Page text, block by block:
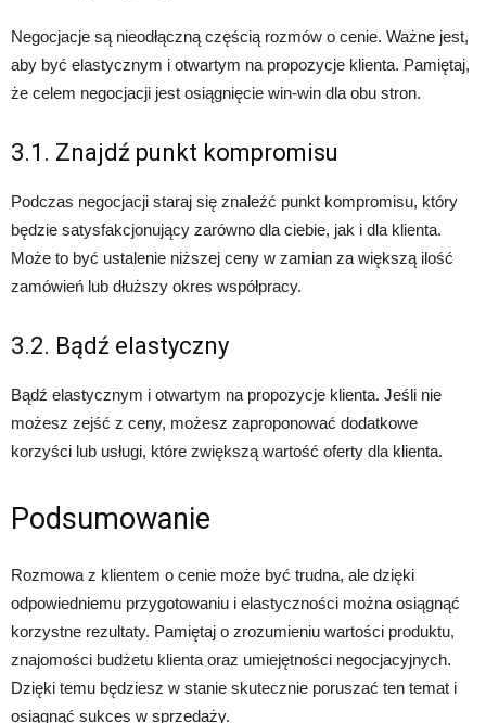
Negocjacje są nieodłączną częścią rozmów o cenie. Ważne jest,
aby być elastycznym i otwartym na propozycje klienta. Pamiętaj,
że celem negocjacji jest osiągnięcie win-win dla obu stron.
3.1. Znajdź punkt kompromisu
Podczas negocjacji staraj się znaleźć punkt kompromisu, który
będzie satysfakcjonujący zarówno dla ciebie, jak i dla klienta.
Może to być ustalenie niższej ceny w zamian za większą ilość
zamówień lub dłuższy okres współpracy.
3.2. Bądź elastyczny
Bądź elastycznym i otwartym na propozycje klienta. Jeśli nie
możesz zejść z ceny, możesz zaproponować dodatkowe
korzyści lub usługi, które zwiększą wartość oferty dla klienta.
Podsumowanie
Rozmowa z klientem o cenie może być trudna, ale dzięki
odpowiedniemu przygotowaniu i elastyczności można osiągnąć
korzystne rezultaty. Pamiętaj o zrozumieniu wartości produktu,
znajomości budżetu klienta oraz umiejętności negocjacyjnych.
Dzięki temu będziesz w stanie skutecznie poruszać ten temat i
osiągnąć sukces w sprzedaży.